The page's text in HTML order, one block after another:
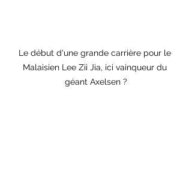
Le début d'une grande carrière pour le
Malaisien Lee Zii Jia, ici vainqueur du
géant Axelsen ?